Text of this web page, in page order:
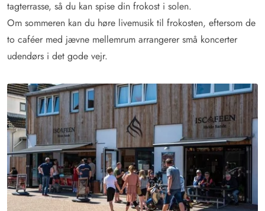
tagterrasse, så du kan spise din frokost i solen.
Om sommeren kan du høre livemusik til frokosten, eftersom de
to caféer med jævne mellemrum arrangerer små koncerter
udendørs i det gode vejr.